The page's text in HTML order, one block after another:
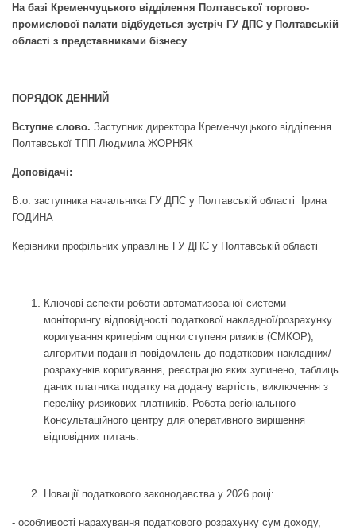
На базі Кременчуцького відділення Полтавської торгово-
промислової палати відбудеться зустріч ГУ ДПС у Полтавській
області з представниками бізнесу
ПОРЯДОК ДЕННИЙ
Вступне слово. Заступник директора Кременчуцького відділення
Полтавської ТПП Людмила ЖОРНЯК
Доповідачі:
В.о. заступника начальника ГУ ДПС у Полтавській області Ірина
ГОДИНА
Керівники профільних управлінь ГУ ДПС у Полтавській області
Ключові аспекти роботи автоматизованої системи
моніторингу відповідності податкової накладної/розрахунку
коригування критеріям оцінки ступеня ризиків (СМКОР),
алгоритми подання повідомлень до податкових накладних/
розрахунків коригування, реєстрацію яких зупинено, таблиць
даних платника податку на додану вартість, виключення з
переліку ризикових платників. Робота регіонального
Консультаційного центру для оперативного вирішення
відповідних питань.
Новації податкового законодавства у 2026 році:
- особливості нарахування податкового розрахунку сум доходу,